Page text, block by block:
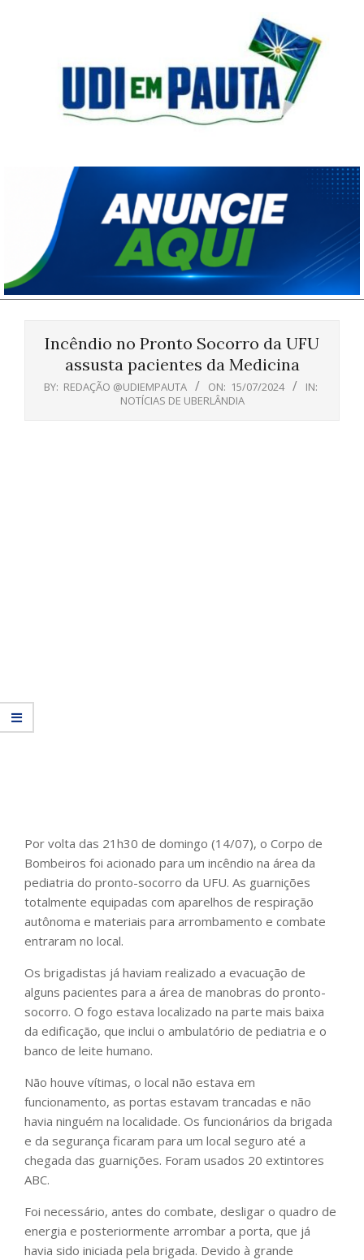
Pauta
Incêndio no Pronto Socorro da UFU
assusta pacientes da Medicina
BY: REDAÇÃO @UDIEMPAUTA ON: 15/07/2024
IN:
NOTÍCIAS DE UBERLÂNDIA
Por volta das 21h30 de domingo (14/07), o Corpo de
Bombeiros foi acionado para um incêndio na área da
pediatria do pronto-socorro da UFU. As guarnições
totalmente equipadas com aparelhos de respiração
autônoma e materiais para arrombamento e combate
entraram no local.
Os brigadistas já haviam realizado a evacuação de
alguns pacientes para a área de manobras do pronto-
socorro. O fogo estava localizado na parte mais baixa
da edificação, que inclui o ambulatório de pediatria e o
banco de leite humano.
Não houve vítimas, o local não estava em
funcionamento, as portas estavam trancadas e não
havia ninguém na localidade. Os funcionários da brigada
e da segurança ficaram para um local seguro até a
chegada das guarnições. Foram usados 20 extintores
ABC.
Foi necessário, antes do combate, desligar o quadro de
energia e posteriormente arrombar a porta, que já
havia sido iniciada pela brigada. Devido à grande